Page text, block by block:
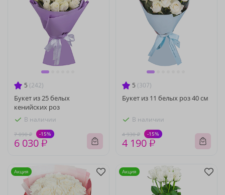
5 (242)
Букет из 25 белых
кенийских роз
В наличии
7 090 ₽ -15%
6 030 ₽
5 (307)
Букет из 11 белых роз 40 см
В наличии
4 930 ₽ -15%
4 190 ₽
Акция Акция